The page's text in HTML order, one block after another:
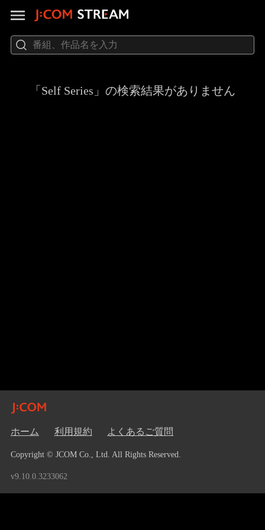
「Self Series」の検索結果がありません
ホーム 利用規約 よくあるご質問
Copyright © JCOM Co., Ltd. All Rights Reserved.
v9.10.0.3233062